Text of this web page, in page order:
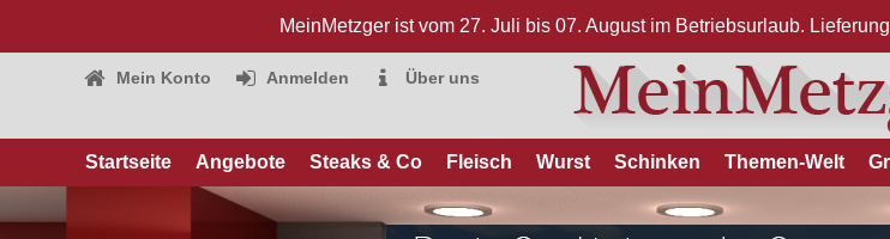
MeinMetzger ist vom 27. Juli bis 07. August im Betriebsurlaub.
Mein Konto Anmelden Über uns
Startseite Angebote Steaks & Co Fleisch Wurst Schinken Themen-Welt